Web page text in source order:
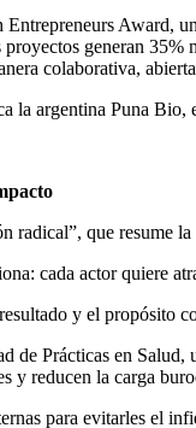
Award,
generan
colaborativa,
la argentina Puna
radical”, que resume
cada actor quiere
y el propósito
de Prácticas en
y reducen la carga
para evitarles el